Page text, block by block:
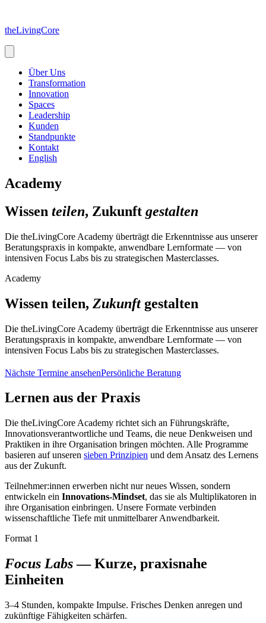
springen
theLivingCore
Über Uns
Transformation
Innovation
Spaces
Leadership
Kunden
Standpunkte
Kontakt
English
Academy
Wissen teilen, Zukunft gestalten
Die theLivingCore Academy überträgt die Erkenntnisse aus unserer
Beratungspraxis in kompakte, anwendbare Lernformate — von
intensiven Focus Labs bis zu strategischen Masterclasses.
Academy
Wissen teilen, Zukunftgestalten
Die theLivingCore Academy überträgt die Erkenntnisse aus unserer
Beratungspraxis in kompakte, anwendbare Lernformate — von
intensiven Focus Labs bis zu strategischen Masterclasses.
Nächste Termine ansehenPersönliche Beratung
Lernen aus der Praxis
Die theLivingCore Academy richtet sich an Führungskräfte,
Innovationsverantwortliche und Teams, die neue Denkweisen und
Praktiken in ihre Organisation bringen möchten. Alle Programme
basieren auf unseren sieben Prinzipien und dem Ansatz des Lernens
aus der Zukunft.
Teilnehmer:innen erwerben nicht nur neues Wissen, sondern
entwickeln ein Innovations-Mindset, das sie als Multiplikatoren in
ihre Organisation einbringen. Unsere Formate verbinden
wissenschaftliche Tiefe mit unmittelbarer Anwendbarkeit.
Format 1
Focus Labs— Kurze, praxisnahe
Einheiten
3–4 Stunden, kompakte Impulse. Frisches Denken anregen und
zukünftige Fähigkeiten schärfen.